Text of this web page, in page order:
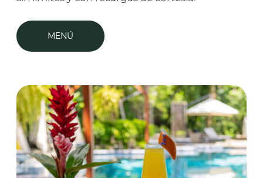
Explora más
Gym